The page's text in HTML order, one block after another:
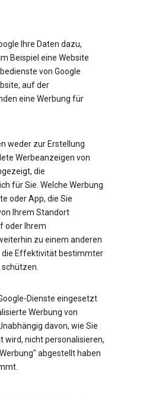
Ihre Daten dazu,
Beispiel eine Website
von Google
auf der
eine Werbung für
weder zur Erstellung
Werbeanzeigen von
die
für Sie. Welche Werbung
oder App, die Sie
Ihrem Standort
oder Ihrem
zu einem anderen
die Effektivität bestimmter
schützen.
Dienste eingesetzt
Werbung von
davon, wie Sie
wird, nicht personalisieren,
abgestellt haben